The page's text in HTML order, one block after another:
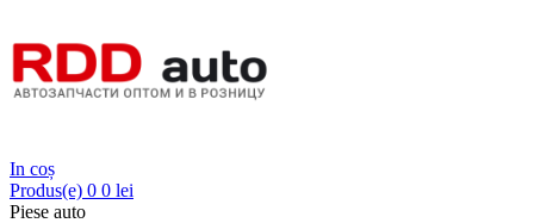
In coș
Produs(e) 0 0 lei
Piese auto